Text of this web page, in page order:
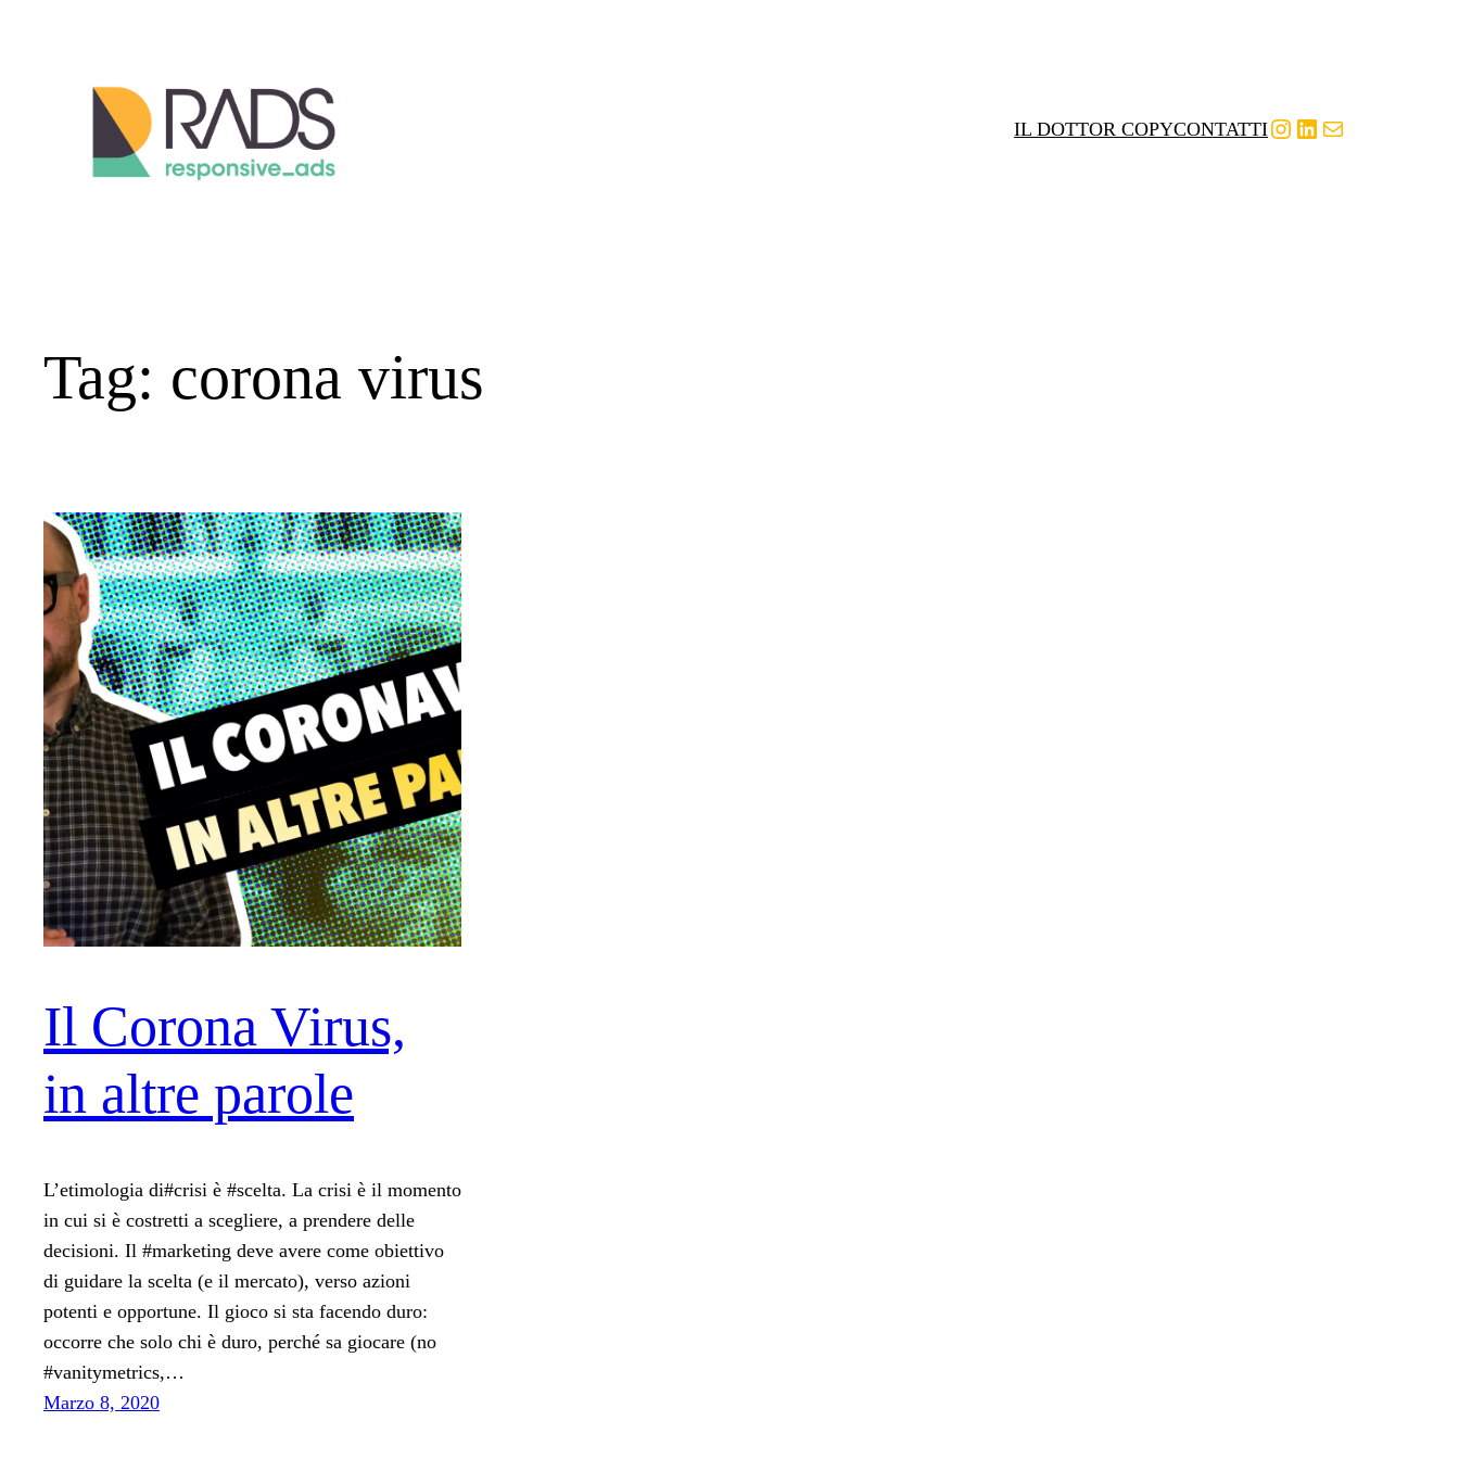
IL DOTTOR COPYCONTATTIInstagram
LinkedIn
Email
Tag: corona virus
Il Corona Virus,
in altre parole
L’etimologia di#crisi è #scelta. La crisi è il momento
in cui si è costretti a scegliere, a prendere delle
decisioni. Il #marketing deve avere come obiettivo
di guidare la scelta (e il mercato), verso azioni
potenti e opportune. Il gioco si sta facendo duro:
occorre che solo chi è duro, perché sa giocare (no
#vanitymetrics,…
Marzo 8, 2020